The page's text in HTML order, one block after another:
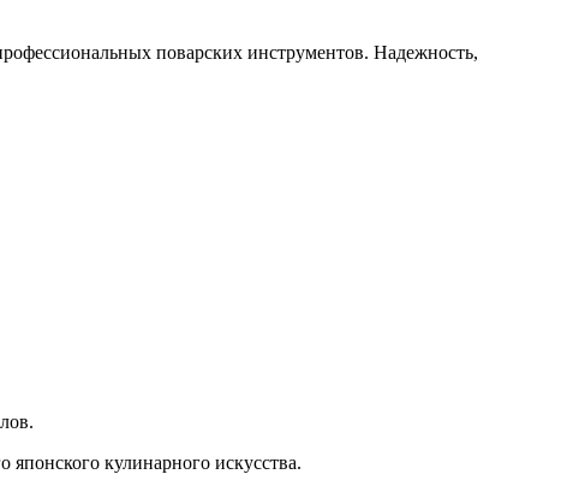
поварских инструментов. Надежность,
кулинарного искусства.